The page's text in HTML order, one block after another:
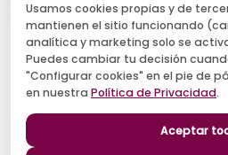
Acepto recibir novedades y
email según la Política de
cuando quiera.
Suscribirse
Usamos cookies propias y de
mantienen el sitio funcionando
analítica y marketing solo se
Puedes cambiar tu decisión
"Configurar cookies" en el pie de
en nuestra Política de Privacidad.
Aceptar